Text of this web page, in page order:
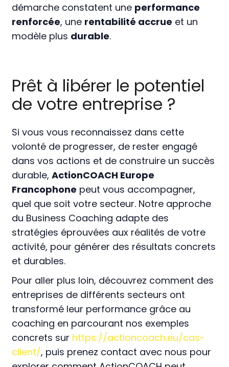
démarche constatent une performance
renforcée, une rentabilité accrue et un
modèle plus durable.
Prêt à libérer le potentiel
de votre entreprise ?
Si vous vous reconnaissez dans cette
volonté de progresser, de rester engagé
dans vos actions et de construire un succès
durable,ActionCOACH Europe
Francophone peut vous accompagner,
quel que soit votre secteur. Notre approche
du Business Coaching adapte des
stratégies éprouvées aux réalités de votre
activité, pour générer des résultats concrets
et durables.
Pour aller plus loin, découvrez comment des
entreprises de différents secteurs ont
transformé leur performance grâce au
coaching en parcourant nos exemples
concrets sur https://actioncoach.eu/cas-
client/, puis prenez contact avec nous pour